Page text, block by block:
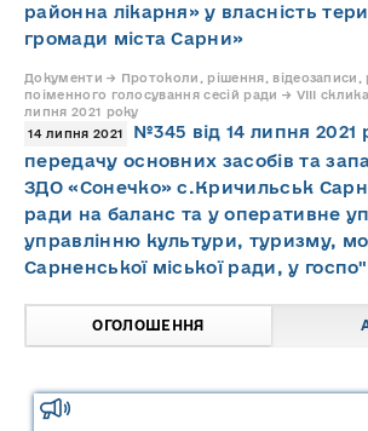
районна лікарня» у власність
громади міста Сарни»
Документи → Протоколи, рішення, відеозаписи,
поіменного голосування сесій ради → VIII
липня 2021 року
14 липня 2021
№345 від 14 липня 2021
передачу основних засобів та
ЗДО «Сонечко» с.Кричильськ
ради на баланс та у оперативне
управлінню культури, туризму,
Сарненської міської ради, у госпо"
ОГОЛОШЕННЯ